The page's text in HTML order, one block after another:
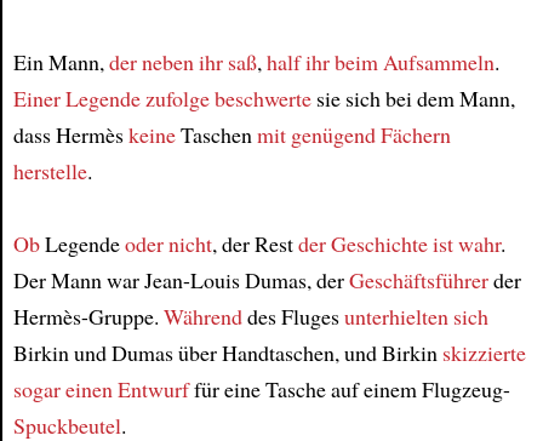
Article
Ein Mann,der neben ihr saß,half ihrbeim Aufsammeln.
Einer Legende zufolgebeschwertesie sich bei dem Mann,
dass HermèskeineTaschenmit genügend Fächern
herstelle.
ObLegendeoder nicht, der Restder Geschichteist wahr.
Der Mann war Jean-Louis Dumas, derGeschäftsführerder
Hermès-Gruppe. Währenddes Flugesunterhielten sich
Birkin und Dumas über Handtaschen, und Birkin skizzierte
sogar einen Entwurffür eine Tasche auf einem Flugzeug-
Spuckbeutel.